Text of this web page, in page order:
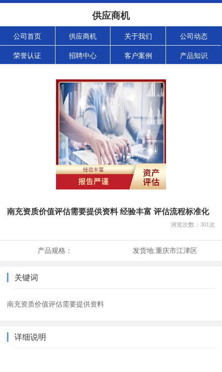
供应商机
公司首页 供应商机 关于我们 公司动态
荣誉认证 招聘中心 客户案例 产品知识
南充资质价值评估需要提供资料 经验丰富 评估流程标准化
浏览次数： 301次
产品规格： 发货地:重庆市江津区
关键词
南充资质价值评估需要提供资料
详细说明